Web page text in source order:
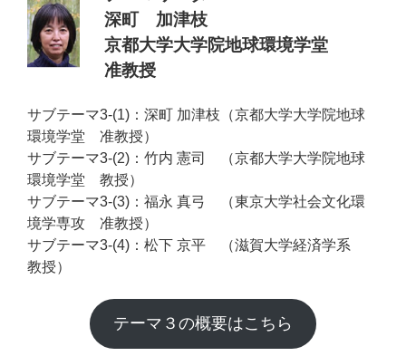
深町 加津枝
京都大学大学院地球環境学堂
准教授
サブテーマ3-(1)：深町 加津枝（京都大学大学院地球
環境学堂 准教授）
サブテーマ3-(2)：竹内 憲司 （京都大学大学院地球
環境学堂 教授）
サブテーマ3-(3)：福永 真弓 （東京大学社会文化環
境学専攻 准教授）
サブテーマ3-(4)：松下 京平 （滋賀大学経済学系
教授）
テーマ３の概要はこちら